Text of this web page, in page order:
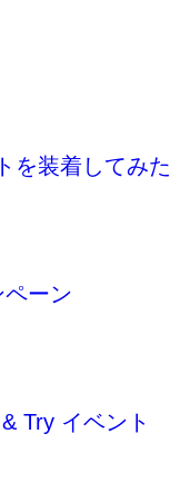
を装着してみた
ーン
Try イベント